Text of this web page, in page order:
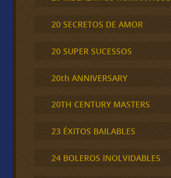
20 SECRETOS DE AMOR
20 SUPER SUCESSOS
20th ANNIVERSARY
20TH CENTURY MASTERS
23 ÉXITOS BAILABLES
24 BOLEROS INOLVIDABLES